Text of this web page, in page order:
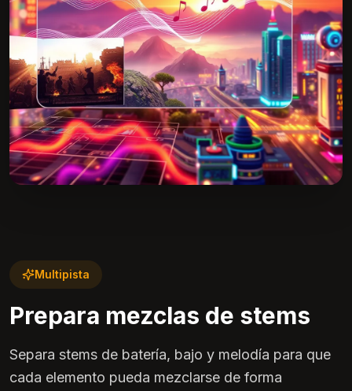
Multipista
Prepara mezclas de stems
Separa stems de batería, bajo y melodía para que
cada elemento pueda mezclarse de forma